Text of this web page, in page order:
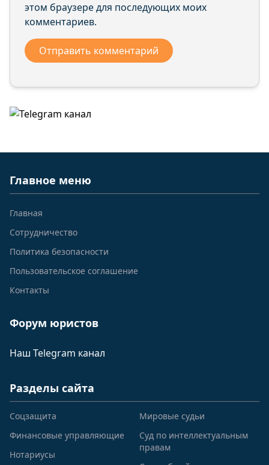
этом браузере для последующих моих
комментариев.
Главное меню
Главная
Сотрудничество
Политика безопасности
Пользовательское соглашение
Контакты
Форум юристов
Наш Telegram канал
Разделы сайта
Соцзащита
Финансовые управляющие
Нотариусы
Мировые судьи
Суд по интеллектуальным
правам